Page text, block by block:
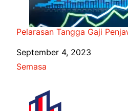
Pelarasan Tangga Gaji
Date
September 4, 2023
In relation to
Semasa